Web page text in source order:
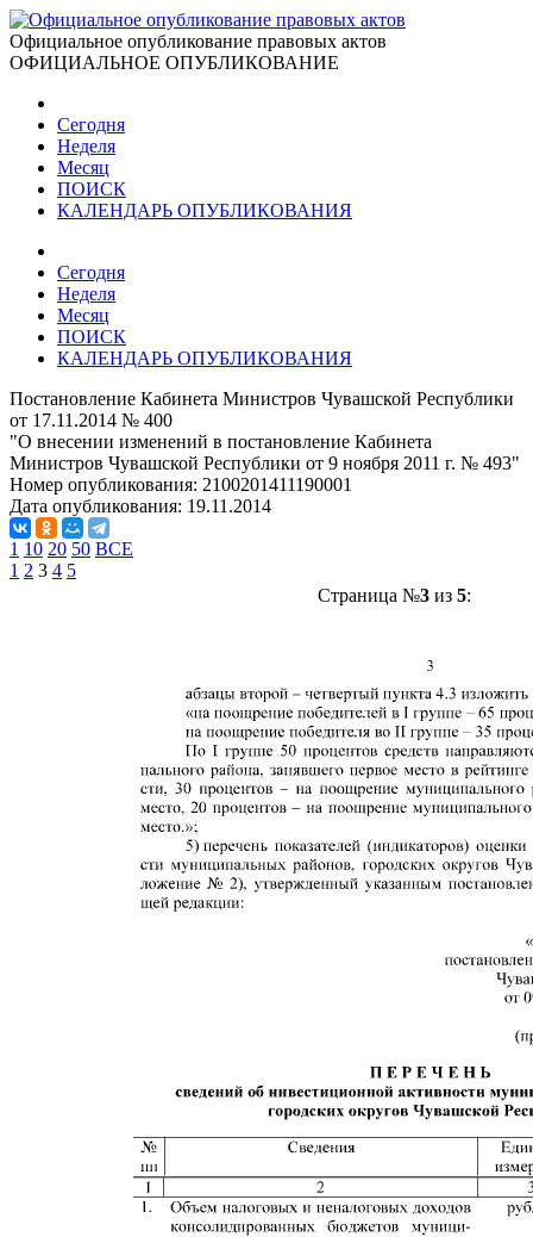
Официальное опубликование правовых актов
ОФИЦИАЛЬНОЕ ОПУБЛИКОВАНИЕ
Сегодня
Неделя
Месяц
ПОИСК
КАЛЕНДАРЬ ОПУБЛИКОВАНИЯ
Сегодня
Неделя
Месяц
ПОИСК
КАЛЕНДАРЬ ОПУБЛИКОВАНИЯ
Постановление Кабинета Министров Чувашской Республики
от 17.11.2014 № 400
"О внесении изменений в постановление Кабинета
Министров Чувашской Республики от 9 ноября 2011 г. № 493"
Номер опубликования: 2100201411190001
Дата опубликования: 19.11.2014
1 10 20 50 ВСЕ
1 2 3 4 5
Страница №3из 5: